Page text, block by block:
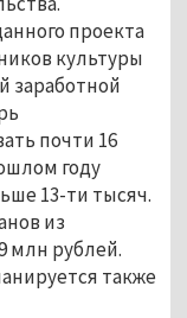
проекта
культуры
заработной
почти 16
году
13-ти тысяч.
из
млн рублей.
также